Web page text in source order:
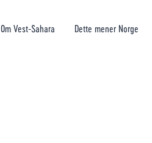
Om Vest-Sahara Dette mener Norge